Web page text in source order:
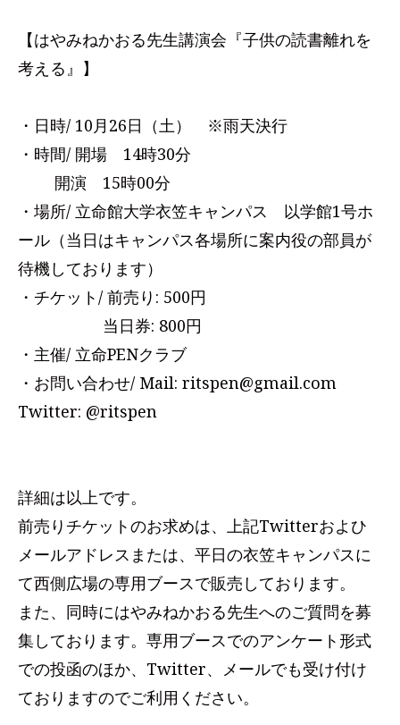
【はやみねかおる先生講演会『子供の読書離れを
考える』】
・日時/ 10月26日（土） ※雨天決行
・時間/ 開場 14時30分
開演 15時00分
・場所/ 立命館大学衣笠キャンパス 以学館1号ホ
ール（当日はキャンパス各場所に案内役の部員が
待機しております）
・チケット/ 前売り: 500円
当日券: 800円
・主催/ 立命PENクラブ
・お問い合わせ/ Mail: ritspen@gmail.com
Twitter: @ritspen
詳細は以上です。
前売りチケットのお求めは、上記Twitterおよひ
メールアドレスまたは、平日の衣笠キャンパスに
て西側広場の専用ブースで販売しております。
また、同時にはやみねかおる先生へのご質問を募
集しております。専用ブースでのアンケート形式
での投函のほか、Twitter、メールでも受け付け
ておりますのでご利用ください。